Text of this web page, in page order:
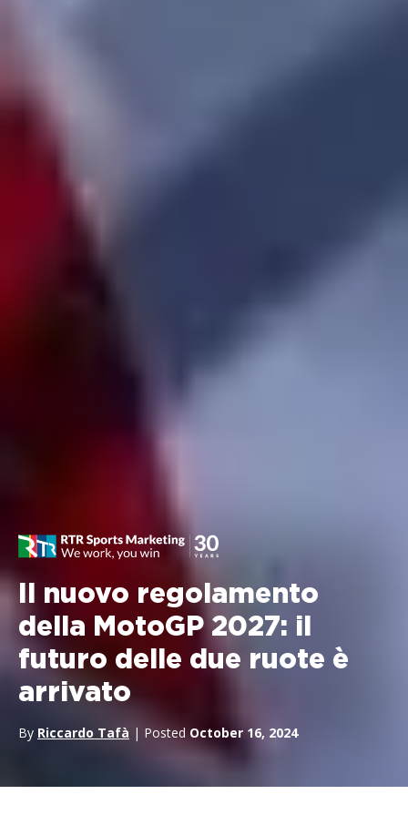
Il nuovo regolamento
della MotoGP 2027: il
futuro delle due ruote è
arrivato
By Riccardo Tafà | Posted October 16, 2024